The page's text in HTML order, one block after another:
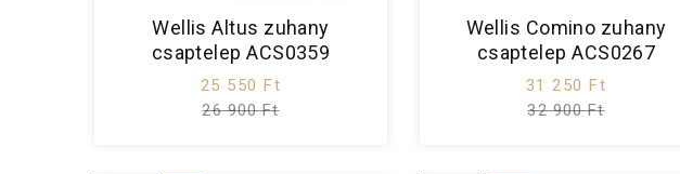
Wellis Altus zuhany
csaptelep ACS0359
25 550 Ft
26 900 Ft
Wellis Comino zuhany
csaptelep ACS0267
31 250 Ft
32 900 Ft